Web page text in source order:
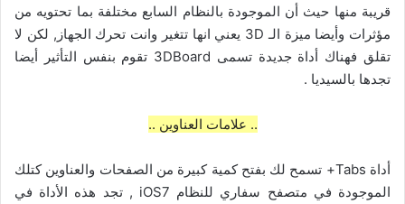
قريبة منها حيث أن الموجودة بالنظام السابع مختلفة بما تحتويه من
مؤثرات وأيضا ميزة الـ 3D يعني انها تتغير وانت تحرك الجهاز, لكن لا
تقلق فهناك أداة جديدة تسمى 3DBoard تقوم بنفس التأثير أيضا
تجدها بالسيديا .
.. علامات العناوين ..
أداة Tabs+ تسمح لك بفتح كمية كبيرة من الصفحات والعناوين كتلك
الموجودة في متصفح سفاري للنظام iOS7 , تجد هذه الأداة في